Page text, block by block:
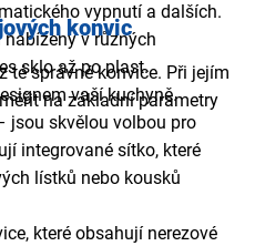
vypnutí a dalších.
v různých
sklo až po plast.
vaší kuchyně.
jsou skvělou volbou pro
integrované sítko, které
lístků nebo kousků
které obsahují nerezové
konvic
té správné konvice. Při jejím
na základní parametry